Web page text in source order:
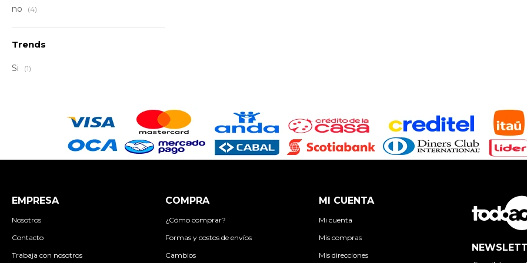
no (4)
Trends
Si (1)
EMPRESA
Nosotros
Contacto
Trabaja con nosotros
COMPRA
¿Cómo comprar?
Formas y costos de envíos
Cambios
MI CUENTA
Mi cuenta
Mis compras
Mis direcciones